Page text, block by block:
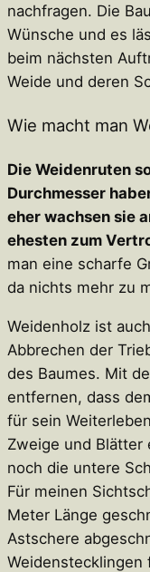
nachfragen. Die
Wünsche und es
beim nächsten
Weide und deren
Wie macht man
Die Weidenruten
Durchmesser
eher wachsen sie
ehesten zum
man eine scharfe
da nichts mehr zu
Weidenholz ist
Abbrechen der
des Baumes. Mit
entfernen, dass
für sein
Zweige und Blätter
noch die untere
Für meinen
Meter Länge
Astschere
Weidenstecklingen